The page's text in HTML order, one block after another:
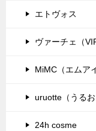
エトヴォス
ヴァーチェ（
MiMC（エムア
uruotte（うるお
24h cosme